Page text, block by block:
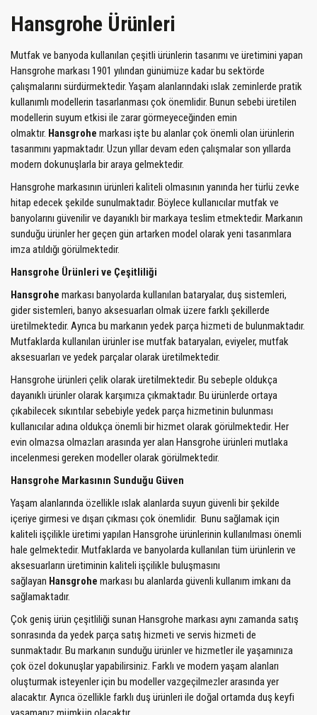
Hansgrohe Ürünleri
Mutfak ve banyoda kullanılan çeşitli ürünlerin tasarımı ve üretimini yapan
Hansgrohe markası 1901 yılından günümüze kadar bu sektörde
çalışmalarını sürdürmektedir. Yaşam alanlarındaki ıslak zeminlerde pratik
kullanımlı modellerin tasarlanması çok önemlidir. Bunun sebebi üretilen
modellerin suyum etkisi ile zarar görmeyeceğinden emin
olmaktır. Hansgrohe markası işte bu alanlar çok önemli olan ürünlerin
tasarımını yapmaktadır. Uzun yıllar devam eden çalışmalar son yıllarda
modern dokunuşlarla bir araya gelmektedir.
Hansgrohe markasının ürünleri kaliteli olmasının yanında her türlü zevke
hitap edecek şekilde sunulmaktadır. Böylece kullanıcılar mutfak ve
banyolarını güvenilir ve dayanıklı bir markaya teslim etmektedir. Markanın
sunduğu ürünler her geçen gün artarken model olarak yeni tasarımlara
imza atıldığı görülmektedir.
Hansgrohe Ürünleri ve Çeşitliliği
Hansgrohe markası banyolarda kullanılan bataryalar, duş sistemleri,
gider sistemleri, banyo aksesuarları olmak üzere farklı şekillerde
üretilmektedir. Ayrıca bu markanın yedek parça hizmeti de bulunmaktadır.
Mutfaklarda kullanılan ürünler ise mutfak bataryaları, eviyeler, mutfak
aksesuarları ve yedek parçalar olarak üretilmektedir.
Hansgrohe ürünleri çelik olarak üretilmektedir. Bu sebeple oldukça
dayanıklı ürünler olarak karşımıza çıkmaktadır. Bu ürünlerde ortaya
çıkabilecek sıkıntılar sebebiyle yedek parça hizmetinin bulunması
kullanıcılar adına oldukça önemli bir hizmet olarak görülmektedir. Her
evin olmazsa olmazları arasında yer alan Hansgrohe ürünleri mutlaka
incelenmesi gereken modeller olarak görülmektedir.
Hansgrohe Markasının Sunduğu Güven
Yaşam alanlarında özellikle ıslak alanlarda suyun güvenli bir şekilde
içeriye girmesi ve dışarı çıkması çok önemlidir. Bunu sağlamak için
kaliteli işçilikle üretimi yapılan Hansgrohe ürünlerinin kullanılması önemli
hale gelmektedir. Mutfaklarda ve banyolarda kullanılan tüm ürünlerin ve
aksesuarların üretiminin kaliteli işçilikle buluşmasını
sağlayan Hansgrohe markası bu alanlarda güvenli kullanım imkanı da
sağlamaktadır.
Çok geniş ürün çeşitliliği sunan Hansgrohe markası aynı zamanda satış
sonrasında da yedek parça satış hizmeti ve servis hizmeti de
sunmaktadır. Bu markanın sunduğu ürünler ve hizmetler ile yaşamınıza
çok özel dokunuşlar yapabilirsiniz. Farklı ve modern yaşam alanları
oluşturmak isteyenler için bu modeller vazgeçilmezler arasında yer
alacaktır. Ayrıca özellikle farklı duş ürünleri ile doğal ortamda duş keyfi